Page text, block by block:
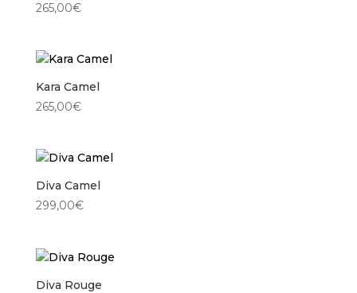
265,00€
Kara Camel
265,00€
Diva Camel
299,00€
Diva Rouge